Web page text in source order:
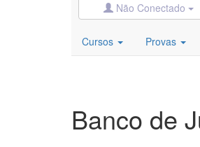
Não Conectado
Cursos Provas
Banco de